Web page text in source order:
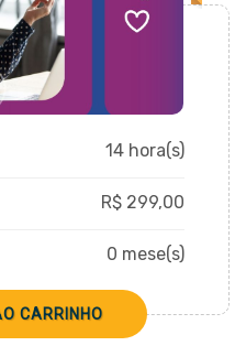
14 hora(s)
R$ 299,00
0 mese(s)